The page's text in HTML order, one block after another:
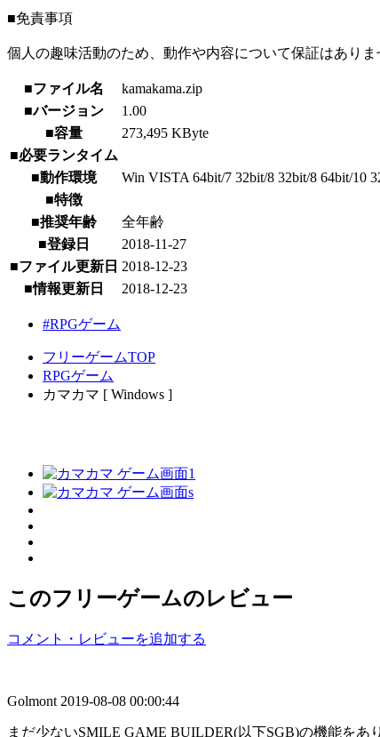
■免責事項
個人の趣味活動のため、動作や内容について保証はあり
■ファイル名
kamakama.zip
■バージョン
1.00
■容量
273,495 KByte
■必要ランタイム
■動作環境
Win VISTA 64bit/7 32bit/8 32bit/8 64bit/10
■特徴
■推奨年齢
全年齢
■登録日
2018-11-27
■ファイル更新日 2018-12-23
■情報更新日
2018-12-23
#RPGゲーム
フリーゲームTOP
RPGゲーム
カマカマ [ Windows ]
このフリーゲームのレビュー
コメント・レビューを追加する
Golmont 2019-08-08 00:00:44
まだ少ないSMILE GAME BUILDER(以下SGB)の機能を